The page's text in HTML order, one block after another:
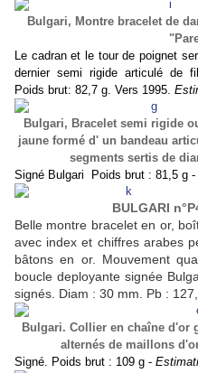
Bulgari, Montre bracelet de
Le cadran et le tour de poignet
dernier semi rigide articulé de
Poids brut: 82,7 g. Vers 1995.
Bulgari, Bracelet semi rigide
jaune formé d' un bandeau
segments sertis de
Signé Bulgari Poids brut : 81,5 g -
BULGARI
Belle montre bracelet en or,
avec index et chiffres arabes
bâtons en or. Mouvement
boucle deployante signée
signés. Diam : 30 mm. Pb :
Bulgari. Collier en chaîne d'or
alternés de maillons
Signé. Poids brut : 109 g -